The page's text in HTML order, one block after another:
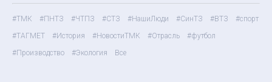
#ТМК #ПНТЗ #ЧТПЗ #СТЗ #НашиЛюди #СинТЗ #ВТЗ
#спорт
#ТАГМЕТ
#История #НовостиТМК #Отрасль
#футбол
#Производство
#Экология Все